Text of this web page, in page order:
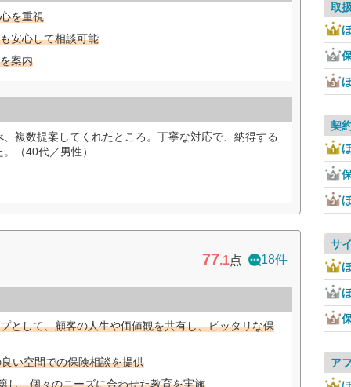
を重視
安心して相談可能
案内
複数提案してくれたところ。丁寧な対応で、納得する
（40代／男性）
77.1点 18件
として、顧客の人生や価値観を共有し、ピッタリな保
い空間での保険相談を提供
し、個々のニーズに合わせた教育を実施
取
契
サ
ア